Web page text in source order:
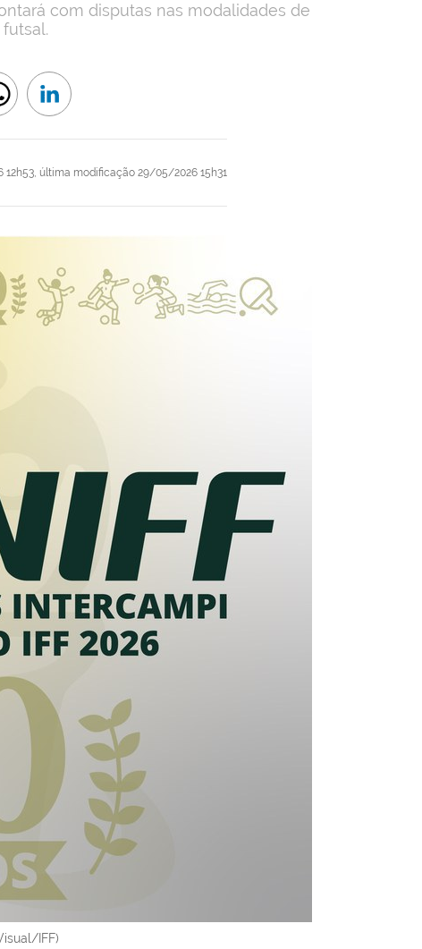
última modificação29/05/2026 15h31
com disputas nas modalidades de
IFF)